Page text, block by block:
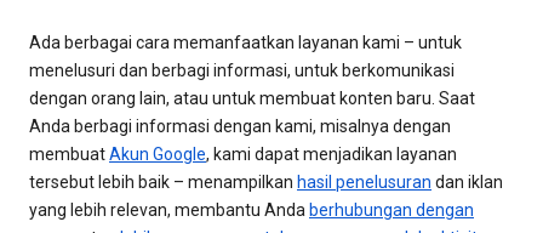
Ada berbagai cara memanfaatkan layanan kami – untuk
menelusuri dan berbagi informasi, untuk berkomunikasi
dengan orang lain, atau untuk membuat konten baru. Saat
Anda berbagi informasi dengan kami, misalnya dengan
membuatAkun Google, kami dapat menjadikan layanan
tersebut lebih baik – menampilkan hasil penelusuran dan iklan
yang lebih relevan, membantu Anda berhubungan dengan